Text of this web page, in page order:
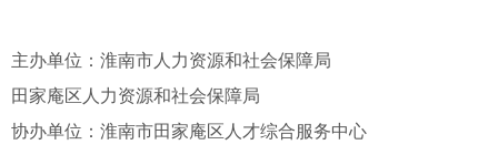
主办单位：淮南市人力资源和社会保障局
田家庵区人力资源和社会保障局
协办单位：淮南市田家庵区人才综合服务中心